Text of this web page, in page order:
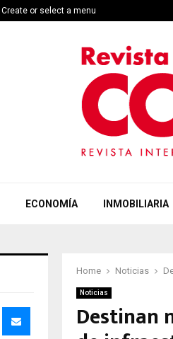
Create or select a menu
ECONOMÍA INMOBILIARIA
Home Noticias
Noticias
Destinan